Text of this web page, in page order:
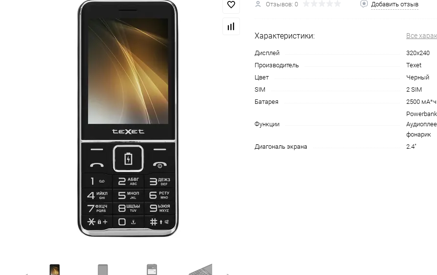
Отзывов: 0 Добавить отзыв
Характеристики: Все
Дисплей
320х240
Производитель
Texet
Цвет
Черный
SIM
2 SIM
Батарея
2500 мА*ч
Функции
фонарик
Диагональ экрана
2.4"
Для клиентов всех банков
Разбейтеоплату
на частибез переплат
График платежей